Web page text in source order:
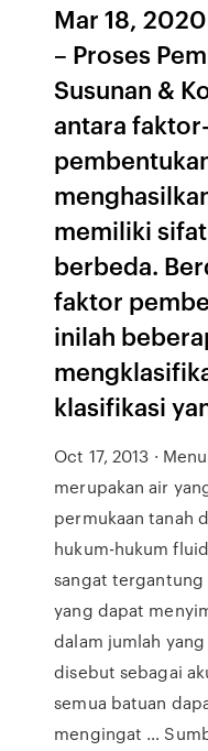
Mar 18,
– Proses
Susunan &
antara
memiliki
berbeda.
faktor
inilah
klasifikasi
Oct 17, 2013 ·
merupakan air
permukaan tanah
hukum-hukum
sangat tergantung
yang dapat
dalam jumlah
disebut sebagai
semua batuan
mengingat …